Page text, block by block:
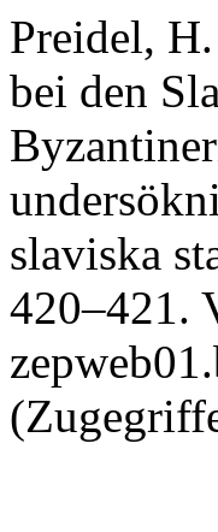
Preidel,
bei den
slaviska
420–421.